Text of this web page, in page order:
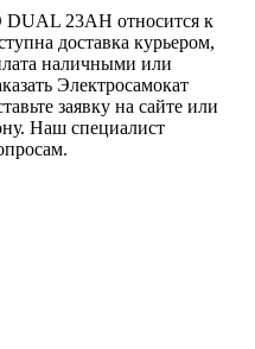
DUAL 23AH относится к
доставка курьером,
наличными или
Электросамокат
заявку на сайте или
Наш специалист